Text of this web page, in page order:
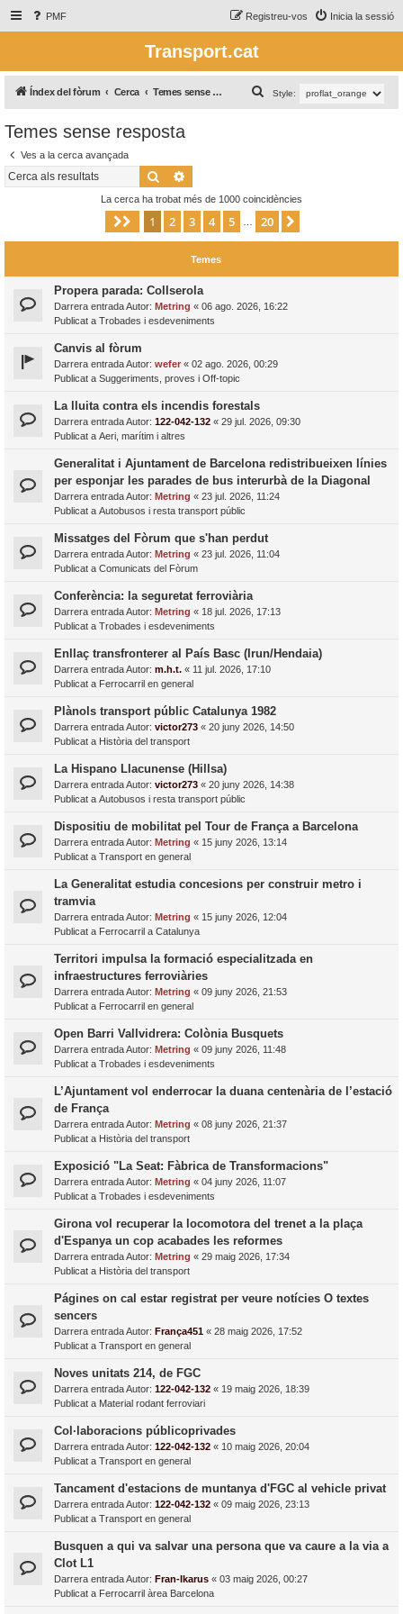
PMF Inicia la sessió
Registreu-vos
Transport.cat
Índex del fòrum Cerca Temes sense resposta Style:
e
Temes sense resposta
Ves a la cerca avançada
Cerca
La cerca ha trobat més de 1000 coincidències
Pàgina de 20
1 2 3 4 5 20
Temes
Propera parada: Collserola
Darrera entrada Autor: Metring « 06 ago. 2026, 16:22
Publicat a Trobades i esdeveniments
Canvis al fòrum
Darrera entrada Autor: wefer « 02 ago. 2026, 00:29
Publicat a Suggeriments, proves i Off-topic
La lluita contra els incendis forestals
Darrera entrada Autor: 122-042-132 « 29 jul. 2026, 09:30
Publicat a Aeri, marítim i altres
Generalitat i Ajuntament de Barcelona redistribueixen línies
per esponjar les parades de bus interurbà de la Diagonal
Darrera entrada Autor: Metring « 23 jul. 2026, 11:24
Publicat a Autobusos i resta transport públic
Missatges del Fòrum que s'han perdut
Darrera entrada Autor: Metring « 23 jul. 2026, 11:04
Publicat a Comunicats del Fòrum
Conferència: la seguretat ferroviària
Darrera entrada Autor: Metring « 18 jul. 2026, 17:13
Publicat a Trobades i esdeveniments
Enllaç transfronterer al País Basc (Irun/Hendaia)
Darrera entrada Autor: m.h.t. « 11 jul. 2026, 17:10
Publicat a Ferrocarril en general
Plànols transport públic Catalunya 1982
Darrera entrada Autor: victor273 « 20 juny 2026, 14:50
Publicat a Història del transport
La Hispano Llacunense (Hillsa)
Darrera entrada Autor: victor273 « 20 juny 2026, 14:38
Publicat a Autobusos i resta transport públic
Dispositiu de mobilitat pel Tour de França a Barcelona
Darrera entrada Autor: Metring « 15 juny 2026, 13:14
Publicat a Transport en general
La Generalitat estudia concesions per construir metro i
tramvia
Darrera entrada Autor: Metring « 15 juny 2026, 12:04
Publicat a Ferrocarril a Catalunya
Territori impulsa la formació especialitzada en
infraestructures ferroviàries
Darrera entrada Autor: Metring « 09 juny 2026, 21:53
Publicat a Ferrocarril en general
Open Barri Vallvidrera: Colònia Busquets
Darrera entrada Autor: Metring « 09 juny 2026, 11:48
Publicat a Trobades i esdeveniments
L’Ajuntament vol enderrocar la duana centenària de l’estació
de França
Darrera entrada Autor: Metring « 08 juny 2026, 21:37
Publicat a Història del transport
Exposició "La Seat: Fàbrica de Transformacions"
Darrera entrada Autor: Metring « 04 juny 2026, 11:07
Publicat a Trobades i esdeveniments
Girona vol recuperar la locomotora del trenet a la plaça
d'Espanya un cop acabades les reformes
Darrera entrada Autor: Metring « 29 maig 2026, 17:34
Publicat a Història del transport
Págines on cal estar registrat per veure notícies O textes
sencers
Darrera entrada Autor: França451 « 28 maig 2026, 17:52
Publicat a Transport en general
Noves unitats 214, de FGC
Darrera entrada Autor: 122-042-132 « 19 maig 2026, 18:39
Publicat a Material rodant ferroviari
Col·laboracions públicoprivades
Darrera entrada Autor: 122-042-132 « 10 maig 2026, 20:04
Publicat a Transport en general
Tancament d'estacions de muntanya d'FGC al vehicle privat
Darrera entrada Autor: 122-042-132 « 09 maig 2026, 23:13
Publicat a Transport en general
Busquen a qui va salvar una persona que va caure a la via a
Clot L1
Darrera entrada Autor: Fran-Ikarus « 03 maig 2026, 00:27
Publicat a Ferrocarril àrea Barcelona